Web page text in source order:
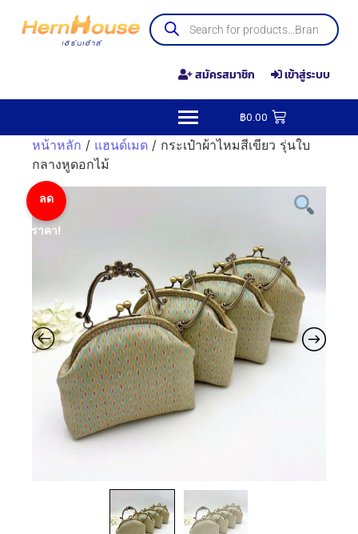
สมัครสมาชิก เข้าสู่ระบบ
฿0.00
หน้าหลัก / แฮนด์เมด / กระเป๋าผ้าไหมสีเขียว รุ่นใบ
กลางหูดอกไม้
ลด
ราคา!